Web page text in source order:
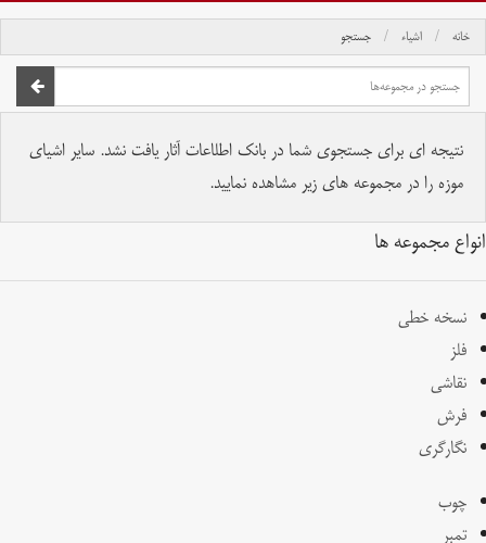
خانه اشیاء جستجو
نتیجه ای برای جستجوی شما در بانک اطلاعات آثار یافت نشد. سایر اشیای
موزه را در مجموعه های زیر مشاهده نمایید.
انواع مجموعه ها
نسخه خطی
فلز
نقاشی
فرش
نگارگری
چوب
تمبر
تمام حقوق برای موسسه کتابخانه و موزه ملی ملک محفوظ است.